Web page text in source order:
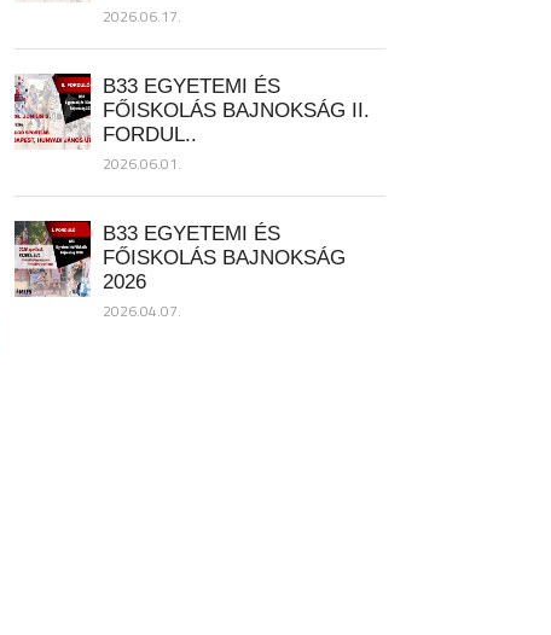
2026.06.17.
B33 EGYETEMI ÉS
FŐISKOLÁS BAJNOKSÁG II.
FORDUL..
2026.06.01.
B33 EGYETEMI ÉS
FŐISKOLÁS BAJNOKSÁG
2026
2026.04.07.